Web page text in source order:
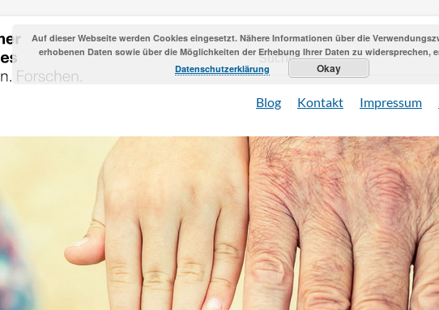
Blog Kontakt Impressum
Auf dieser Webseite werden Cookies eingesetzt. Nähere Informationen über die
erhobenen Daten sowie über die Möglichkeiten der Erhebung Ihrer Daten zu widersprechen,
Datenschutzerklärung
Okay